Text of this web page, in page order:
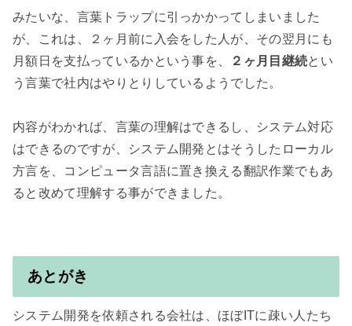
みたいな、言葉トラップに引っかかってしまいました
が、これは、２ヶ月前に入会をした人が、その翌月にも
月額日を支払っているかという事を、
２ヶ月目継続とい
う言葉で社内はやりとりしているようでした。
内容がわかれば、言葉の理解はできるし、システム対応
はできるのですが、システム開発とはそうしたローカル
方言を、コンピュータ言語に置き換える翻訳作業でもあ
ると改めて理解する事ができました。
あとがき
システム開発を依頼される会社は、ほぼITに疎い人たち